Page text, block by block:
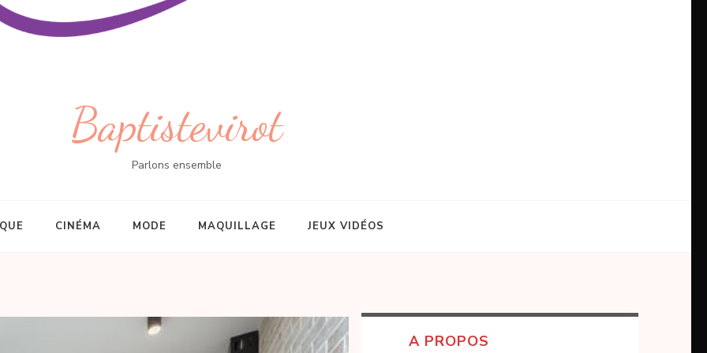
Baptistevirot
Parlons ensemble
CINÉMA MODE MAQUILLAGE JEUX VIDÉOS
A PROPOS